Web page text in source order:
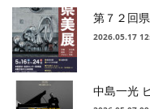
第７２回
2026.05.17
中島一光